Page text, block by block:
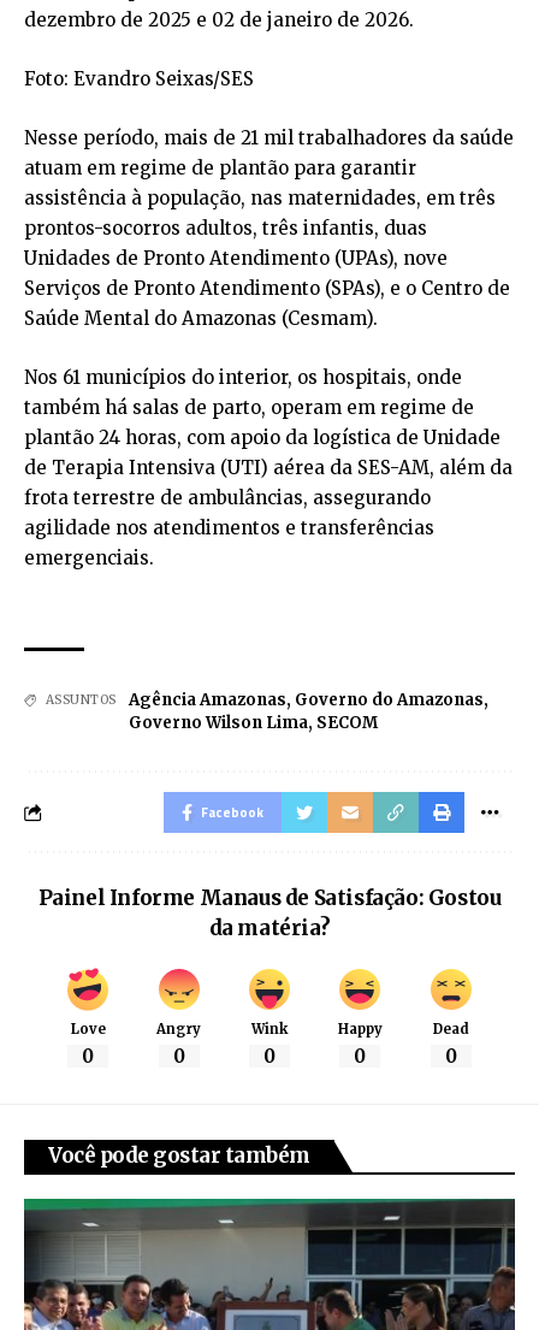
dezembro de 2025 e 02 de janeiro de 2026.
Foto: Evandro Seixas/SES
Nesse período, mais de 21 mil trabalhadores da saúde
atuam em regime de plantão para garantir
assistência à população, nas maternidades, em três
prontos-socorros adultos, três infantis, duas
Unidades de Pronto Atendimento (UPAs), nove
Serviços de Pronto Atendimento (SPAs), e o Centro de
Saúde Mental do Amazonas (Cesmam).
Nos 61 municípios do interior, os hospitais, onde
também há salas de parto, operam em regime de
plantão 24 horas, com apoio da logística de Unidade
de Terapia Intensiva (UTI) aérea da SES-AM, além da
frota terrestre de ambulâncias, assegurando
agilidade nos atendimentos e transferências
emergenciais.
ASSUNTOS Agência Amazonas, Governo do Amazonas,
Governo Wilson Lima, SECOM
Facebook
Painel Informe Manaus de Satisfação: Gostou
da matéria?
Love
0
Angry
0
Wink
0
Happy
0
Dead
0
Você pode gostar também